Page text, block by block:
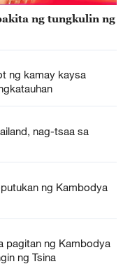
ng tungkulin ng
ng kamay kaysa
nag-tsaa sa
ng Kambodya
pagitan ng Kambodya
ng Tsina